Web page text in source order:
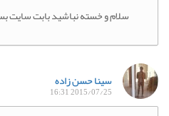
سلام و خسته نباشید بابت سایت
سینا حسن زاده
2015/07/25 16:31